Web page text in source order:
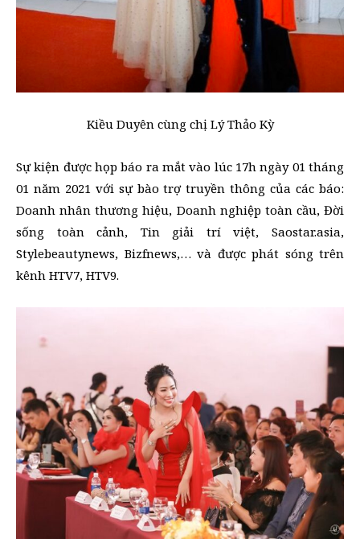
Kiều Duyên cùng chị Lý Thảo Kỳ
Sự kiện được họp báo ra mắt vào lúc 17h ngày 01 tháng
01 năm 2021 với sự bào trợ truyền thông của các báo:
Doanh nhân thương hiệu, Doanh nghiệp toàn cầu, Đời
sống toàn cảnh, Tin giải trí việt, Saostar.asia,
Stylebeautynews, Bizfnews,… và được phát sóng trên
kênh HTV7, HTV9.